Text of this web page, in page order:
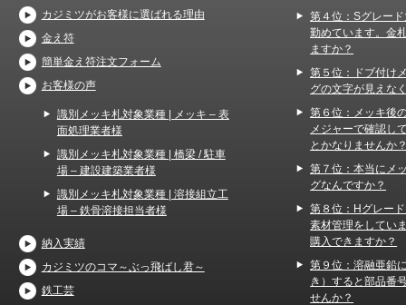
カジミツがお客様に選ばれる理由
金え符
簡単金え符注文フォーム
お客様の声
識別メッキ札対象業種 | メッキ – 表
面処理業者様
識別メッキ札対象業種 | 橋梁 / 駐車
場 – 建設建築業者様
識別メッキ札対象業種 | 溶接組立工
場 – 鉄骨溶接担当者様
納入実績
カジミツのコマ～ぶっ飛ばし君～
鉄工芸
第４位：Sグレー
勤めています。金
ますか？
第５位：ドブ付け
グの文字が見えな
第６位：メッキ後
メジャーで確認し
とかなりませんか
第７位：本当にメ
グなんですか？
第８位：Hグレー
素材管理をしてい
購入できますか？
第９位：溶融亜鉛
き）すると部品番
せんか？